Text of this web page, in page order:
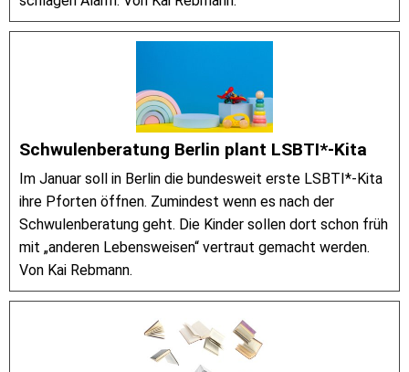
Schwulenberatung Berlin plant LSBTI*-Kita
Im Januar soll in Berlin die bundesweit erste LSBTI*-Kita
ihre Pforten öffnen. Zumindest wenn es nach der
Schwulenberatung geht. Die Kinder sollen dort schon früh
mit „anderen Lebensweisen“ vertraut gemacht werden.
Von Kai Rebmann.